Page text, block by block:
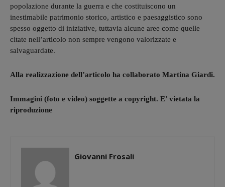
popolazione durante la guerra e che costituiscono un
inestimabile patrimonio storico, artistico e paesaggistico sono
spesso oggetto di iniziative, tuttavia alcune aree come quelle
citate nell’articolo non sempre vengono valorizzate e
salvaguardate.
Alla realizzazione dell’articolo ha collaborato Martina Giardi.
Immagini (foto e video) soggette a copyright. E’ vietata la
riproduzione
Giovanni Frosali